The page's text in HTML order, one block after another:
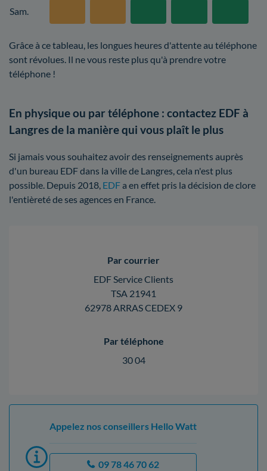
Sam.
Grâce à ce tableau, les longues heures d'attente au téléphone
sont révolues. Il ne vous reste plus qu'à prendre votre
téléphone !
En physique ou par téléphone : contactez EDF à
Langres de la manière qui vous plaît le plus
Si jamais vous souhaitez avoir des renseignements auprès
d'un bureau EDF dans la ville de Langres, cela n'est plus
possible. Depuis 2018, EDFa en effet pris la décision de clore
l'entièreté de ses agences en France.
Par courrier
EDF Service Clients
TSA 21941
62978 ARRAS CEDEX 9
Par téléphone
30 04
Appelez nos conseillers Hello Watt
09 78 46 70 62